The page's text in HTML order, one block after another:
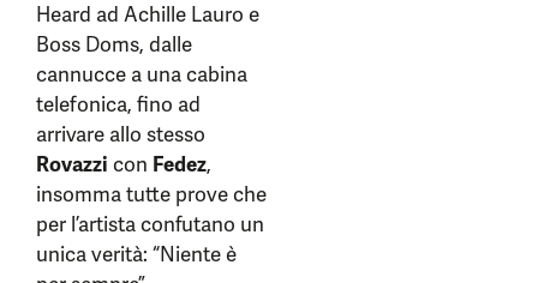
Heard ad Achille Lauro e
Boss Doms, dalle
cannucce a una cabina
telefonica, fino ad
arrivare allo stesso
Rovazzi con Fedez,
insomma tutte prove che
per l’artista confutano un
unica verità: “Niente è